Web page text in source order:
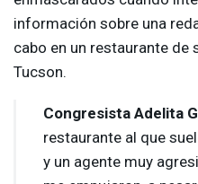
información sobre una
cabo en un restaurante
Tucson.
Congresista Adelita
restaurante al que
y un agente muy